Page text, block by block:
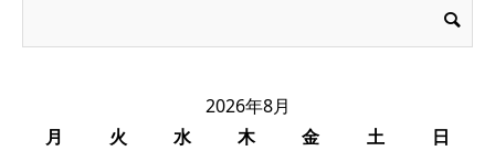
2026年8月
月
火 水 木 金 土
日